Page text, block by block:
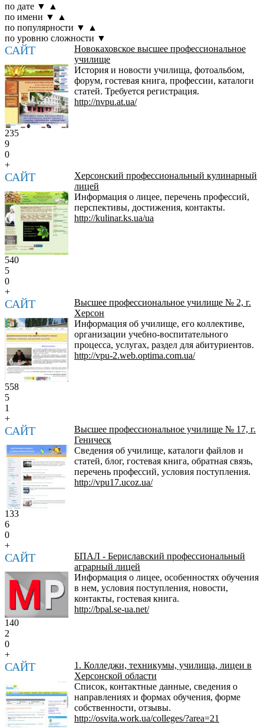
по дате ▼
▲
по имени ▼
▲
по популярности ▼
▲
по уровню сложности ▼
САЙТ
Новокаховское высшее профессиональное
училище
История и новости училища, фотоальбом,
форум, гостевая книга, профессии, каталоги
статей. Требуется регистрация.
http://nvpu.at.ua/
235
9
0
+
САЙТ
Херсонский профессиональный кулинарный
лицей
Информация о лицее, перечень профессий,
перспективы, достижения, контакты.
http://kulinar.ks.ua/ua
540
5
0
+
САЙТ
Высшее профессиональное училище № 2, г.
Херсон
Информация об училище, его коллективе,
организации учебно-воспитательного
процесса, услугах, раздел для абитуриентов.
http://vpu-2.web.optima.com.ua/
558
5
1
+
САЙТ
Высшее профессиональное училище № 17, г.
Геническ
Сведения об училище, каталоги файлов и
статей, блог, гостевая книга, обратная связь,
перечень профессий, условия поступления.
http://vpu17.ucoz.ua/
133
6
0
+
САЙТ
БПАЛ - Бериславский профессиональный
аграрный лицей
Информация о лицее, особенностях обучения
в нем, условия поступления, новости,
контакты, гостевая книга.
http://bpal.se-ua.net/
140
2
0
+
САЙТ
1. Колледжи, техникумы, училища, лицеи в
Херсонской области
Список, контактные данные, сведения о
направлениях и формах обучения, форме
собственности, отзывы.
http://osvita.work.ua/colleges/?area=21